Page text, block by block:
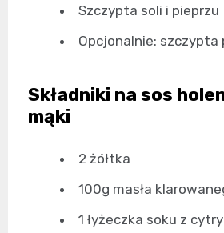
Szczypta soli i pieprzu
Opcjonalnie: szczypta
Składniki na sos
mąki
2 żółtka
100g masła
1 łyżeczka soku z